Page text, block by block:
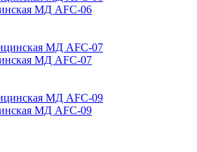
МД AFC-06
МД AFC-07
МД AFC-09